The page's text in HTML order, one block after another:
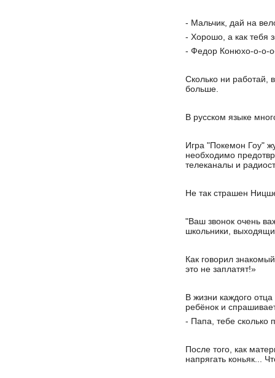
- Мальчик, дай на
- Хорошо, а как тебя
- Федор Конюхо-о-о-
Сколько ни работай,
больше.
В русском языке
Игра "Покемон Гоу"
необходимо
телеканалы и
Не так страшен
"Ваш звонок очень
школьники,
Как говорил
это не заплатят!»
В жизни каждого
ребёнок и
- Папа, тебе сколько
После того, как
напрягать коньяк...